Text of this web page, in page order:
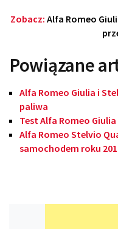
Zobacz: Alfa Romeo
Powiązane
Alfa Romeo Giulia i
paliwa
Test Alfa Romeo Giulia
Alfa Romeo Stelvio
samochodem roku